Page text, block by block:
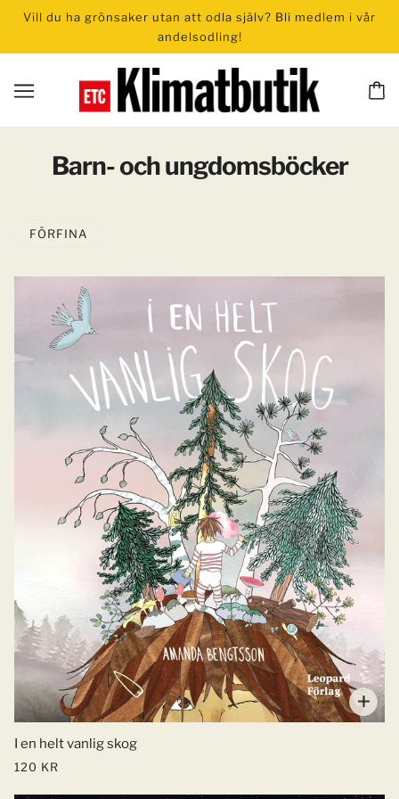
Vill du ha grönsaker utan att odla själv? Bli medlem i vår
andelsodling!
Barn- och ungdomsböcker
FÖRFINA
I en helt vanlig skog
120 KR